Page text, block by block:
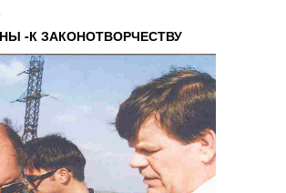
-К ЗАКОНОТВОРЧЕСТВУ